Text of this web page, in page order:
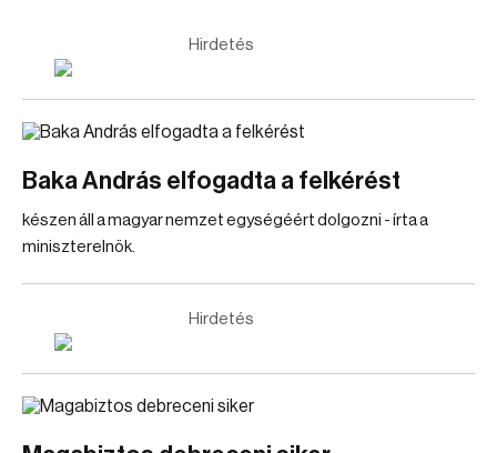
Hirdetés
Baka András elfogadta a felkérést
készen áll a magyar nemzet egységéért dolgozni - írta a
miniszterelnök.
Hirdetés